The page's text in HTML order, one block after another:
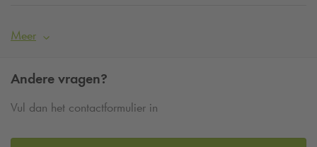
Meer
Andere vragen?
Vul dan het contactformulier in